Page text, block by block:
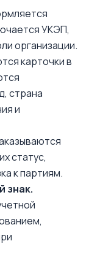
УКЭП,
организации.
карточки в
страна
и
статус,
к партиям.
знак.